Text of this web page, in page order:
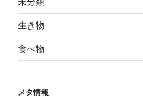
生き物
食べ物
メタ情報